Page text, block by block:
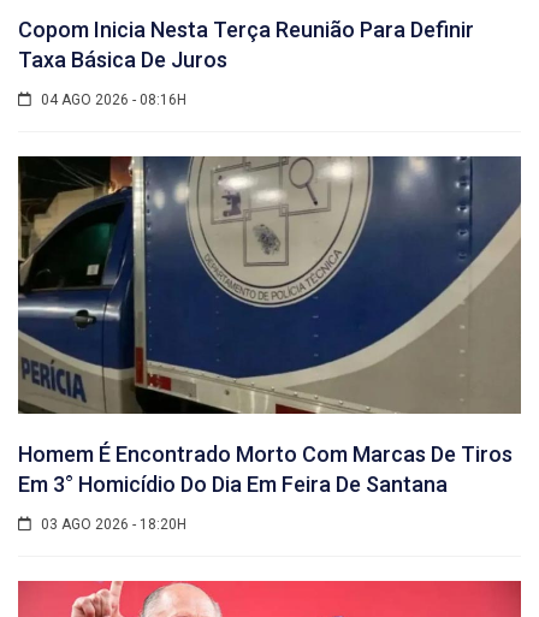
Copom Inicia Nesta Terça Reunião Para Definir
Taxa Básica De Juros
04 AGO 2026 - 08:16H
Homem É Encontrado Morto Com Marcas De Tiros
Em 3° Homicídio Do Dia Em Feira De Santana
03 AGO 2026 - 18:20H